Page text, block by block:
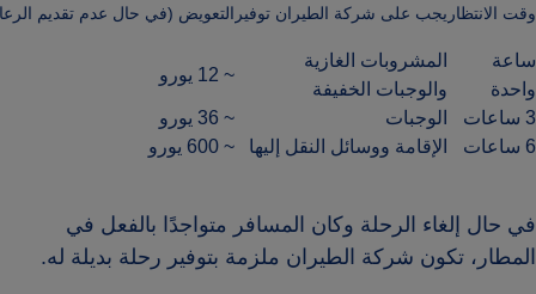
وقت الانتظار يجب على شركة الطيران توفير التعويض (في حال عدم تقديم
ساعة
واحدة
المشروبات الغازية
والوجبات الخفيفة
~ 12 يورو
3 ساعات الوجبات
~ 36 يورو
6 ساعات
الإقامة ووسائل النقل إليها ~ 600 يورو
في حال إلغاء الرحلة وكان المسافر متواجدًا بالفعل في
المطار، تكون شركة الطيران ملزمة بتوفير رحلة بديلة له.